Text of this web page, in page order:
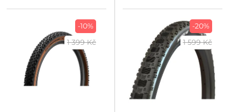
-10%
1 399 Kč
-20%
1 599 Kč